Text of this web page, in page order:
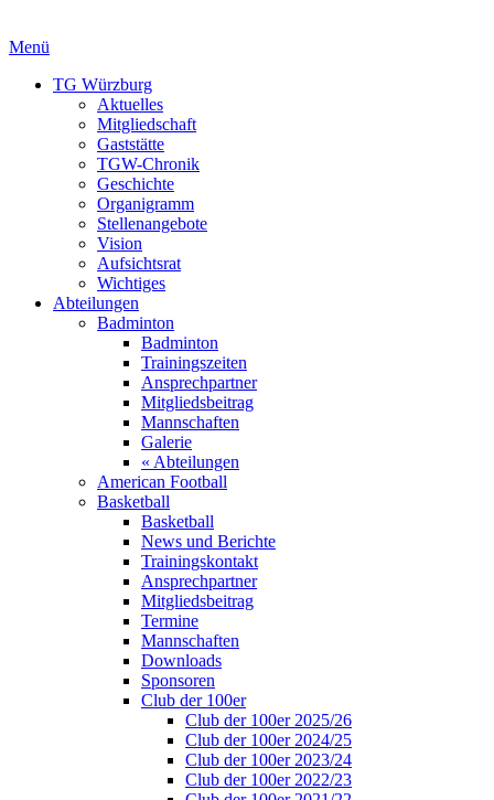
Menü
TG Würzburg
Aktuelles
Mitgliedschaft
Gaststätte
TGW-Chronik
Geschichte
Organigramm
Stellenangebote
Vision
Aufsichtsrat
Wichtiges
Abteilungen
Badminton
Badminton
Trainingszeiten
Ansprechpartner
Mitgliedsbeitrag
Mannschaften
Galerie
« Abteilungen
American Football
Basketball
Basketball
News und Berichte
Trainingskontakt
Ansprechpartner
Mitgliedsbeitrag
Termine
Mannschaften
Downloads
Sponsoren
Club der 100er
Club der 100er 2025/26
Club der 100er 2024/25
Club der 100er 2023/24
Club der 100er 2022/23